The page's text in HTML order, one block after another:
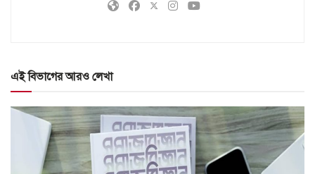
এই বিভাগের আরও লেখা